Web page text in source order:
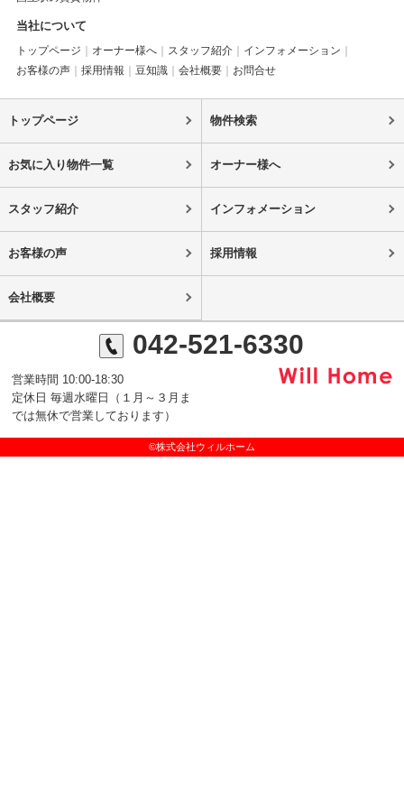
当社について
トップページ オーナー様へ スタッフ紹介
インフォメーション
お客様の声
採用情報 豆知識 会社概要 お問合せ
トップページ 物件検索
お気に入り物件一覧 オーナー様へ
スタッフ紹介 インフォメーション
お客様の声 採用情報
会社概要
042-521-6330
営業時間 10:00-18:30
定休日 毎週水曜日（１月～３月ま
では無休で営業しております）
©株式会社ウィルホーム